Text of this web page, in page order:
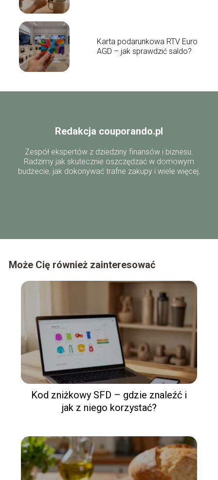
Karta podarunkowa RTV Euro
AGD – jak sprawdzić saldo?
Redakcja couporando.pl
Zespół ekspertów z dziedziny finansów i biznesu.
Radzimy jak skutecznie oszczędzać w domowym
budżecie, jak dokonywać trafne zakupy i wiele więcej.
Może Cię również zainteresować
Kod zniżkowy SFD – gdzie znaleźć i
jak z niego korzystać?